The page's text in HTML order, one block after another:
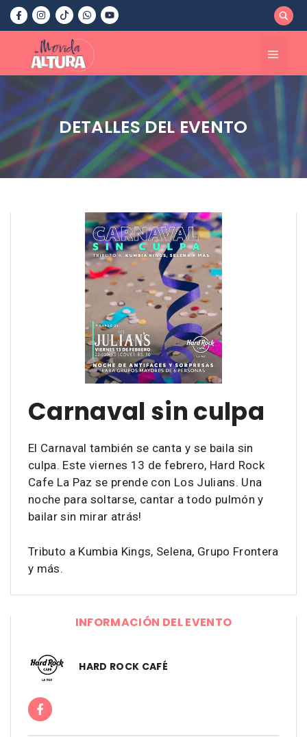
Saltar
contenido
Menú
DETALLES DEL EVENTO
Carnaval sin culpa
El Carnaval también se canta y se baila sin
culpa. Este viernes 13 de febrero, Hard Rock
Cafe La Paz se prende con Los Julians. Una
noche para soltarse, cantar a todo pulmón y
bailar sin mirar atrás!
Tributo a Kumbia Kings, Selena, Grupo Frontera
y más.
INFORMACIÓN DEL EVENTO
HARD ROCK CAFÉ